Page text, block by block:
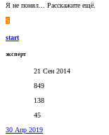
Я не понял... Расскажите ещё.
S
start
эксперт
21 Сен 2014
849
138
45
30 Апр 2019